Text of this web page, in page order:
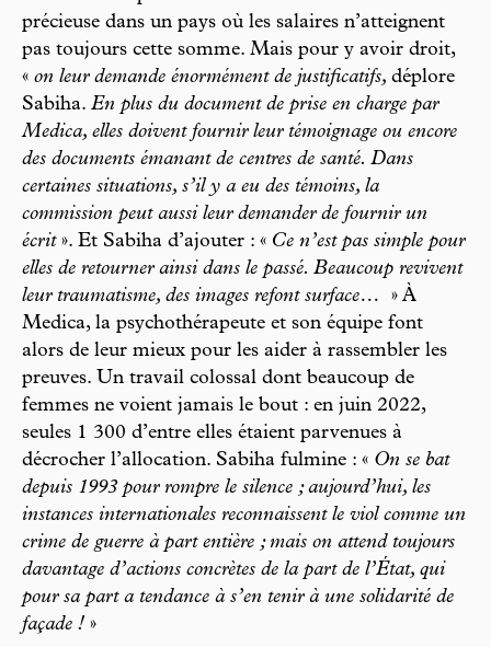
précieuse dans un pays où les salaires n’atteignent
pas toujours cette somme. Mais pour y avoir droit,
« on leur demande énormément de justificatifs, déplore
Sabiha. En plus du document de prise en charge par
Medica, elles doivent fournir leur témoignage ou encore
des documents émanant de centres de santé. Dans
certaines situations, s’il y a eu des témoins, la
commission peut aussi leur demander de fournir un
écrit». Et Sabiha d’ajouter : « Ce n’est pas simple pour
elles de retourner ainsi dans le passé. Beaucoup revivent
leur traumatisme, des images refont surface…
» À
Medica, la psychothérapeute et son équipe font
alors de leur mieux pour les aider à rassembler les
preuves. Un travail colossal dont beaucoup de
femmes ne voient jamais le bout : en juin 2022,
seules 1 300 d’entre elles étaient parvenues à
décrocher l’allocation. Sabiha fulmine : « On se bat
depuis 1993 pour rompre le silence ; aujourd’hui, les
instances internationales reconnaissent le viol comme un
crime de guerre à part entière ; mais on attend toujours
davantage d’actions concrètes de la part de l’État, qui
pour sa part a tendance à s’en tenir à une solidarité de
façade ! »